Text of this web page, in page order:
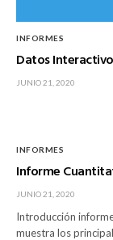
INFORMES
Datos
JUNIO 21, 2020
INFORMES
Informe
JUNIO 21, 2020
Introducción
muestra los